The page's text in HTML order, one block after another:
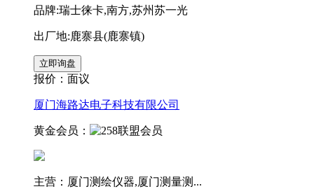
品牌:瑞士徕卡,南方,苏州苏一光
出厂地:鹿寨县(鹿寨镇)
报价： 面议
厦门海路达电子科技有限公司
黄金会员：
主营：厦门测绘仪器,厦门测量测...